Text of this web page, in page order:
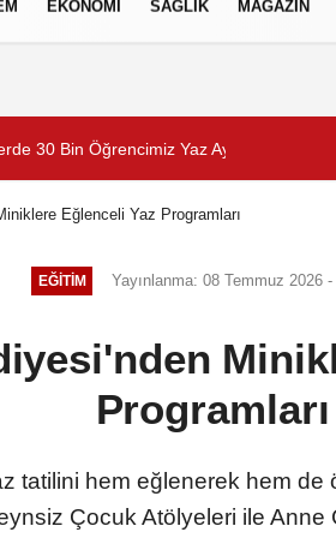
EKONOMİ SAĞLIK MAGAZİN
30 Bin Öğrencimiz Yaz Aylarını Bizimle
Eğlenceli Yaz Programları
EĞİTİM Yayınlanma: 08 Temmuz 2026 -
Programları
tatilini hem eğlenerek hem
Çocuk Atölyeleri ile Anne